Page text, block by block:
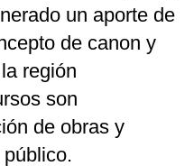
un aporte de
de canon y
región
son
de obras y